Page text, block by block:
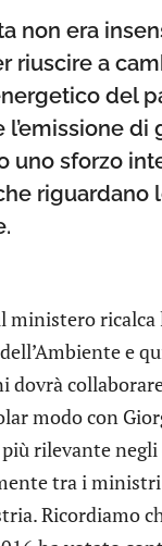
non era
riuscire a
del
di
uno sforzo
riguardano
ministero
e
dovrà
modo con
rilevante
tra i
Ricordiamo